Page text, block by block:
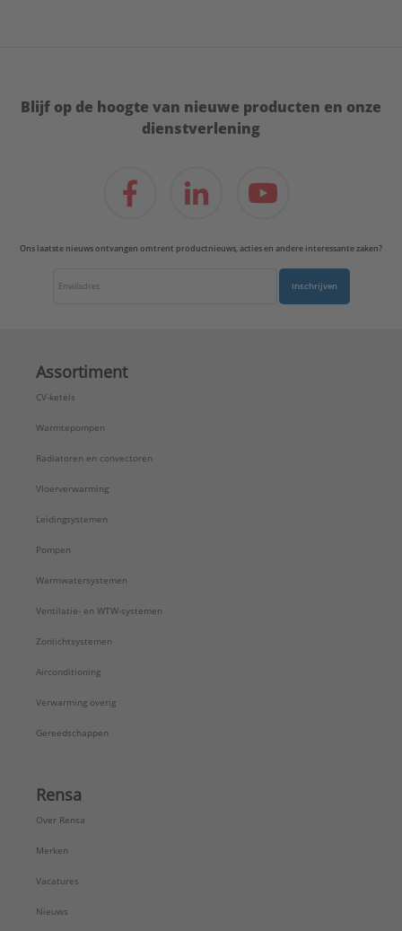
Blijf op de hoogte van nieuwe producten en onze
dienstverlening
Ons laatste nieuws ontvangen omtrent productnieuws, acties en andere interessante zaken?
Inschrijven
Assortiment
CV-ketels
Warmtepompen
Radiatoren en convectoren
Vloerverwarming
Leidingsystemen
Pompen
Warmwatersystemen
Ventilatie- en WTW-systemen
Zonlichtsystemen
Airconditioning
Verwarming overig
Gereedschappen
Rensa
Over Rensa
Merken
Vacatures
Nieuws